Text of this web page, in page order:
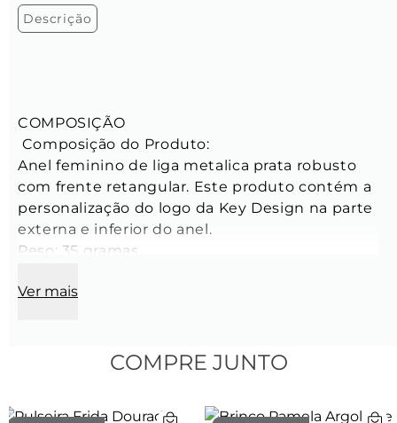
Descrição
COMPOSIÇÃO
Anel feminino de liga metalica prata robusto
com frente retangular. Este produto contém a
personalização do logo da Key Design na parte
externa e inferior do anel.
Peso: 35 gramas
Banho: Produto banhado no ródio
CARACTERÍSTICAS
Ver mais
COMPRE JUNTO